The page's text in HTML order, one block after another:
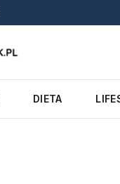
DIETA